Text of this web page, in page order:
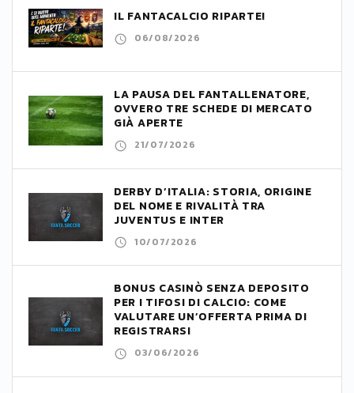
IL FANTACALCIO RIPARTE!
06/08/2026
LA PAUSA DEL FANTALLENATORE,
OVVERO TRE SCHEDE DI MERCATO
GIÀ APERTE
21/07/2026
DERBY D’ITALIA: STORIA, ORIGINE
DEL NOME E RIVALITÀ TRA
JUVENTUS E INTER
10/07/2026
BONUS CASINÒ SENZA DEPOSITO
PER I TIFOSI DI CALCIO: COME
VALUTARE UN’OFFERTA PRIMA DI
REGISTRARSI
03/06/2026